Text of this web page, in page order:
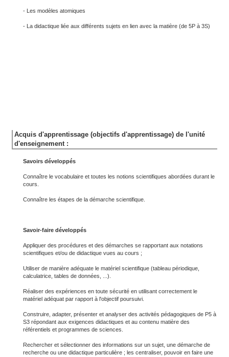
- Les modèles atomiques
- La didactique liée aux différents sujets en lien avec la matière (de 5P à 3S)
Acquis d'apprentissage (objectifs d'apprentissage) de l'unité
d'enseignement :
Savoirs développés
Connaître le vocabulaire et toutes les notions scientifiques abordées durant le
cours.
Connaître les étapes de la démarche scientifique.
Savoir-faire développés
Appliquer des procédures et des démarches se rapportant aux notations
scientifiques et/ou de didactique vues au cours ;
Utiliser de manière adéquate le matériel scientifique (tableau périodique,
calculatrice, tables de données, ...).
Réaliser des expériences en toute sécurité en utilisant correctement le
matériel adéquat par rapport à l'objectif poursuivi.
Construire, adapter, présenter et analyser des activités pédagogiques de P5 à
S3 répondant aux exigences didactiques et au contenu matière des
référentiels et programmes de sciences.
Rechercher et sélectionner des informations sur un sujet, une démarche de
recherche ou une didactique particulière ; les centraliser, pouvoir en faire une